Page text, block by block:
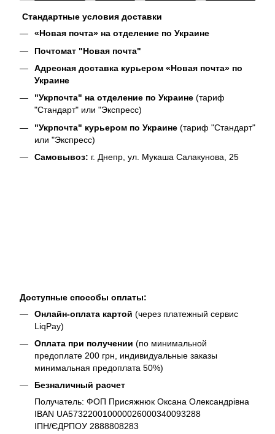
Стандартные условия доставки
«Новая почта» на отделение по Украине
Почтомат "Новая почта"
Адресная доставка курьером «Новая почта» по
Украине
"Укрпочта" на отделение по Украине (тариф
"Стандарт" или "Экспресс)
"Укрпочта" курьером по Украине (тариф "Стандарт"
или "Экспресс)
Самовывоз: г. Днепр, ул. Мукаша Салакунова, 25
Доступные способы оплаты:
Онлайн-оплата картой (через платежный сервис
LiqPay)
Оплата при получении (по минимальной
предоплате 200 грн, индивидуальные заказы
минимальная предоплата 50%)
Безналичный расчет
Получатель: ФОП Присяжнюк Оксана Олександрівна
IBAN UA573220010000026000340093288
ІПН/ЄДРПОУ 2888808283